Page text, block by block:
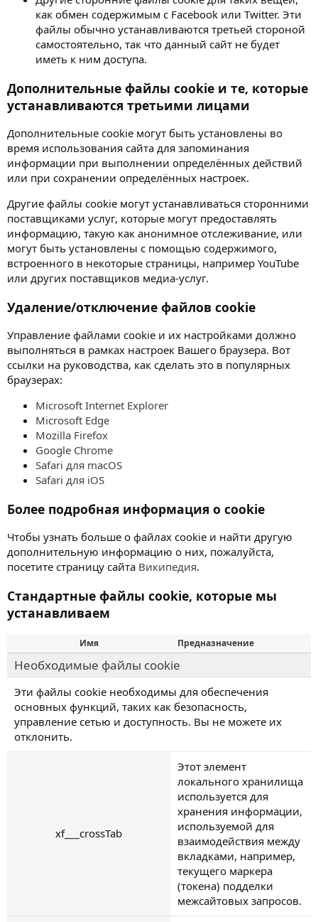
как обмен содержимым с Facebook или Twitter. Эти
файлы обычно устанавливаются третьей стороной
самостоятельно, так что данный сайт не будет
иметь к ним доступа.
Дополнительные файлы cookie и те, которые
устанавливаются третьими лицами
Дополнительные cookie могут быть установлены во
время использования сайта для запоминания
информации при выполнении определённых действий
или при сохранении определённых настроек.
Другие файлы cookie могут устанавливаться сторонними
поставщиками услуг, которые могут предоставлять
информацию, такую как анонимное отслеживание, или
могут быть установлены с помощью содержимого,
встроенного в некоторые страницы, например YouTube
или других поставщиков медиа-услуг.
Удаление/отключение файлов cookie
Управление файлами cookie и их настройками должно
выполняться в рамках настроек Вашего браузера. Вот
ссылки на руководства, как сделать это в популярных
браузерах:
Microsoft Internet Explorer
Microsoft Edge
Mozilla Firefox
Google Chrome
Safari для macOS
Safari для iOS
Более подробная информация о cookie
Чтобы узнать больше о файлах cookie и найти другую
дополнительную информацию о них, пожалуйста,
посетите страницу сайта Википедия.
Стандартные файлы cookie, которые мы
устанавливаем
Имя Предназначение
Необходимые файлы cookie
Эти файлы cookie необходимы для обеспечения
основных функций, таких как безопасность,
управление сетью и доступность. Вы не можете их
отклонить.
xf___crossTab
Этот элемент
локального хранилища
используется для
хранения информации,
используемой для
взаимодействия между
вкладками, например,
текущего маркера
(токена) подделки
межсайтовых запросов.